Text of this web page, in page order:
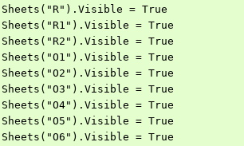
Sheets("R").Visible = True
Sheets("R1").Visible = True
Sheets("R2").Visible = True
Sheets("O1").Visible = True
Sheets("O2").Visible = True
Sheets("O3").Visible = True
Sheets("O4").Visible = True
Sheets("O5").Visible = True
Sheets("O6").Visible = True